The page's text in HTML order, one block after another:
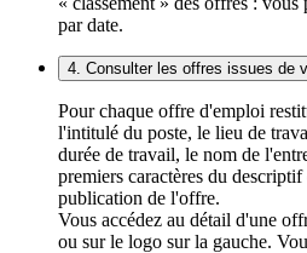
par date.
4. Consulter les offres issues de
Pour chaque offre d'emploi
l'intitulé du poste, le lieu de
durée de travail, le nom de
premiers caractères du
publication de l'offre.
Vous accédez au détail d'une
ou sur le logo sur la gauche.